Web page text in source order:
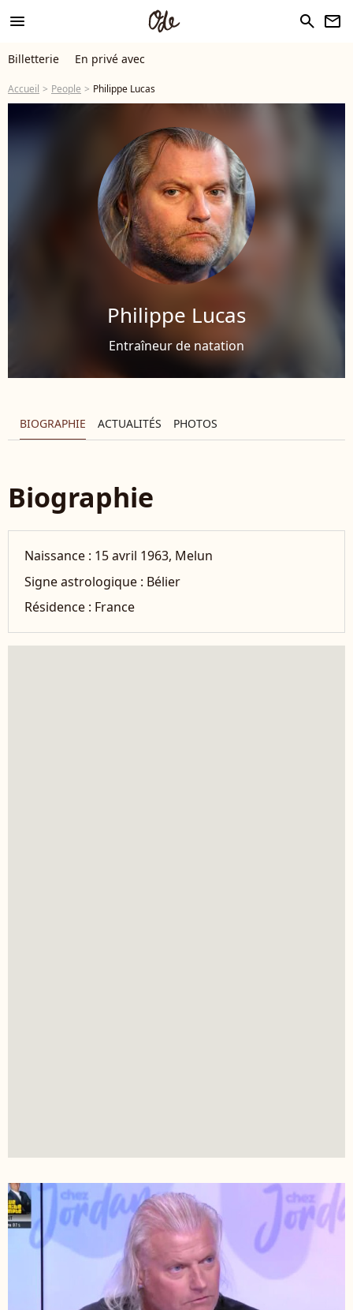
menu search newsletter
Billetterie En privé avec
Accueil People Philippe Lucas
Philippe Lucas
Entraîneur de natation
BIOGRAPHIE ACTUALITÉS PHOTOS
Biographie
Naissance : 15 avril 1963, Melun
Signe astrologique : Bélier
Résidence : France